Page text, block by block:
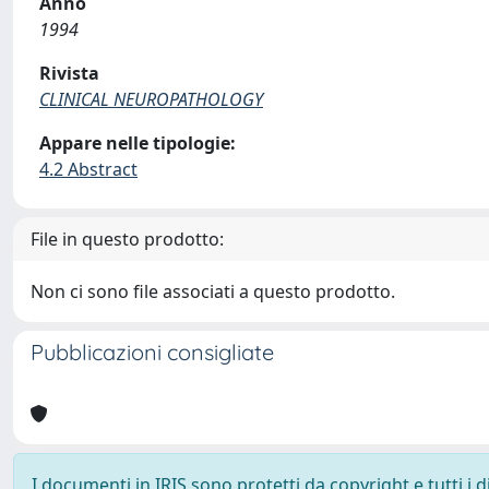
1994
Rivista
CLINICAL NEUROPATHOLOGY
Appare nelle tipologie:
4.2 Abstract
File in questo prodotto:
Non ci sono file associati a questo prodotto.
Pubblicazioni consigliate